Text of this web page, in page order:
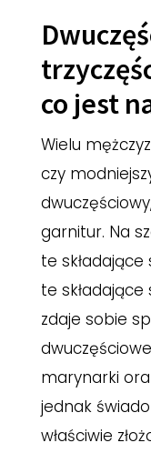
co jest
Wielu
czy
garnitur. Na
te
te składające
zdaje sobie
marynarki
jednak
właściwie